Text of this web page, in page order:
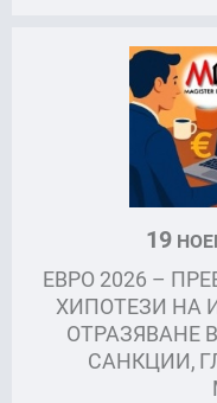
19
ЕВРО 2026 –
ХИПОТЕЗИ НА
ОТРАЗЯВАНЕ
САНКЦИИ,